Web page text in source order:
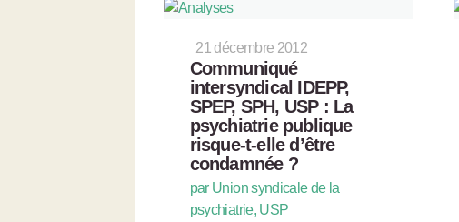
21 décembre 2012
Communiqué
intersyndical IDEPP,
SPEP, SPH, USP : La
psychiatrie publique
risque-t-elle d’être
condamnée ?
par Union syndicale de la
psychiatrie, USP